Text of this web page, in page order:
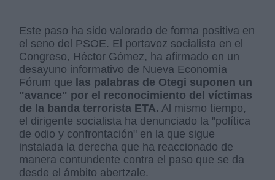
Este paso ha sido valorado de forma positiva en
el seno del PSOE. El portavoz socialista en el
Congreso, Héctor Gómez, ha afirmado en un
desayuno informativo de Nueva Economía
Fórum que las palabras de Otegi suponen un
"avance" por el reconocimiento del víctimas
de la banda terrorista ETA. Al mismo tiempo,
el dirigente socialista ha denunciado la "política
de odio y confrontación" en la que sigue
instalada la derecha que ha reaccionado de
manera contundente contra el paso que se da
desde el ámbito abertzale.